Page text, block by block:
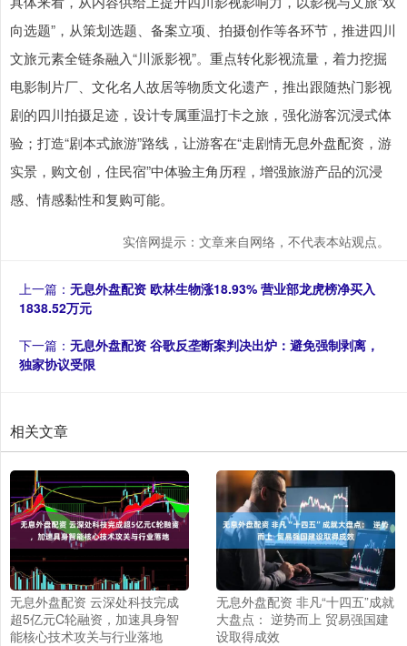
向选题”，从策划选题、备案立项、拍摄创作等各环节，推进四川
文旅元素全链条融入“川派影视”。重点转化影视流量，着力挖掘
电影制片厂、文化名人故居等物质文化遗产，推出跟随热门影视
剧的四川拍摄足迹，设计专属重温打卡之旅，强化游客沉浸式体
验；打造“剧本式旅游”路线，让游客在“走剧情无息外盘配资，游
实景，购文创，住民宿”中体验主角历程，增强旅游产品的沉浸
感、情感黏性和复购可能。
实倍网提示：文章来自网络，不代表本站观点。
上一篇： 无息外盘配资 欧林生物涨18.93% 营业部龙虎榜净买入
1838.52万元
下一篇： 无息外盘配资 谷歌反垄断案判决出炉：避免强制剥离，
独家协议受限
相关文章
无息外盘配资 云深处科技完成
超5亿元C轮融资，加速具身智
能核心技术攻关与行业落地
无息外盘配资 非凡“十四五”成就
大盘点： 逆势而上 贸易强国建
设取得成效